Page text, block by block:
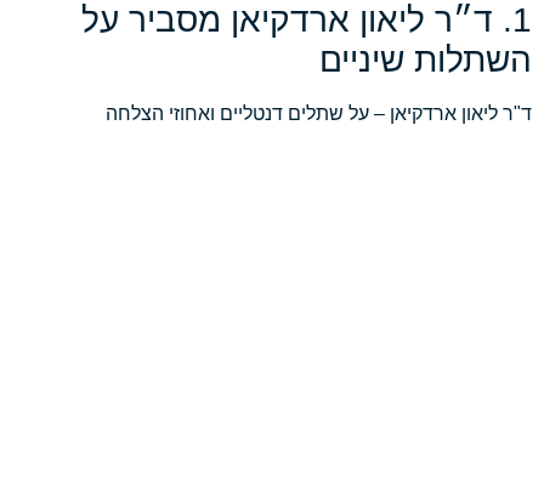
1. ד״ר ליאון ארדקיאן מסביר על
השתלות שיניים
ד"ר ליאון ארדקיאן – על שתלים דנטליים ואחוזי הצלחה